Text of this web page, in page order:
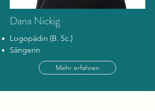
Dana Nickig
Logopädin (B. Sc.)
Sängerin
Mehr erfahren